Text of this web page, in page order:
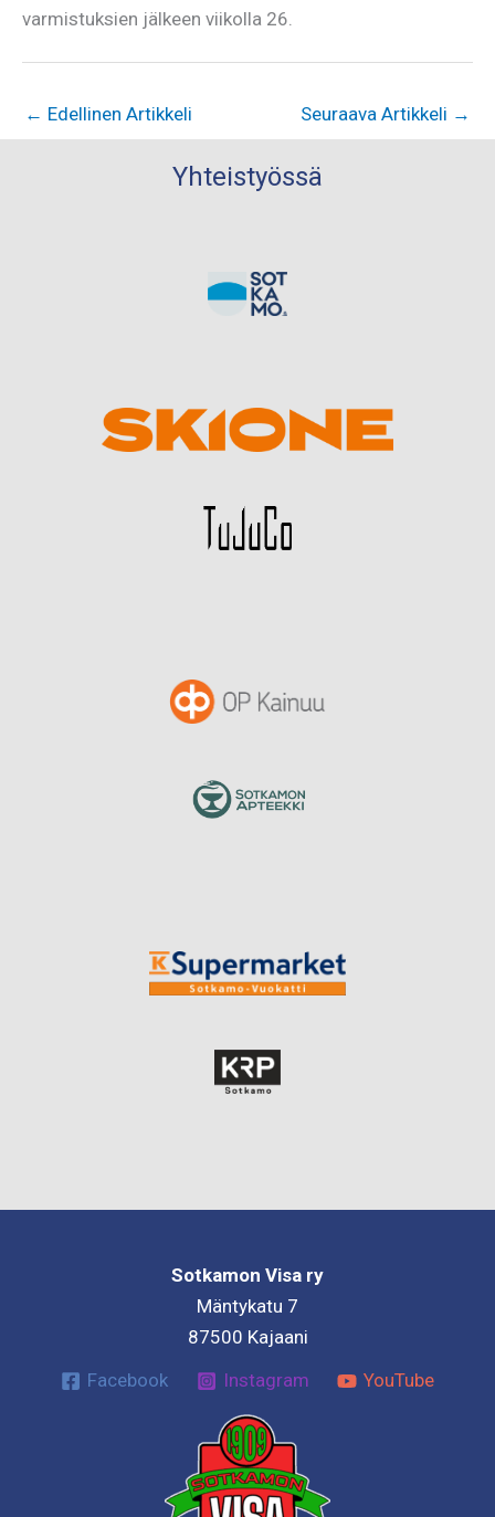
varmistuksien jälkeen viikolla 26.
← Edellinen Artikkeli Seuraava Artikkeli →
Yhteistyössä
Sotkamon Visa ry
Mäntykatu 7
87500 Kajaani
Facebook
Instagram YouTube